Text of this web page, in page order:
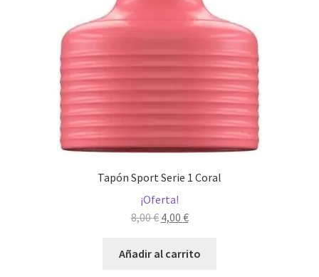
Tapón Sport Serie 1 Coral
¡Oferta!
8,00€ El
original
4,00 €El
actual
Añadir al carrito